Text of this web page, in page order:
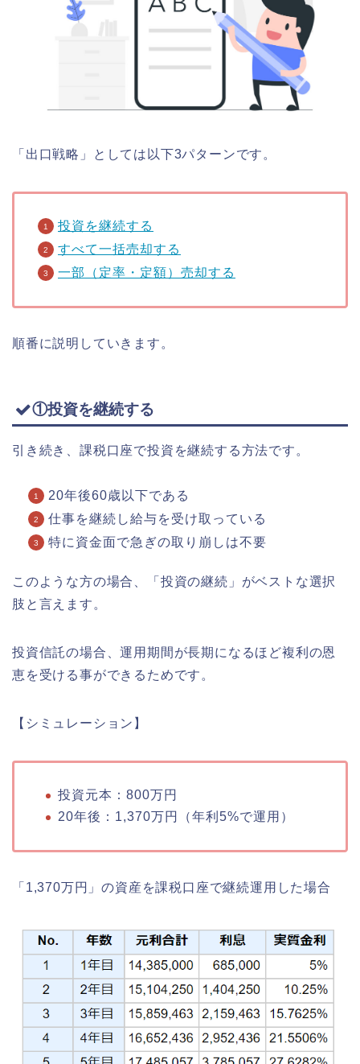
「出口戦略」としては以下3パターンです。
投資を継続する
すべて一括売却する
一部（定率・定額）売却する
順番に説明していきます。
①投資を継続する
引き続き、課税口座で投資を継続する方法です。
20年後60歳以下である
仕事を継続し給与を受け取っている
特に資金面で急ぎの取り崩しは不要
このような方の場合、「投資の継続」がベストな選択
肢と言えます。
投資信託の場合、運用期間が長期になるほど複利の恩
恵を受ける事ができるためです。
【シミュレーション】
投資元本：800万円
20年後：1,370万円（年利5%で運用）
「1,370万円」の資産を課税口座で継続運用した場合